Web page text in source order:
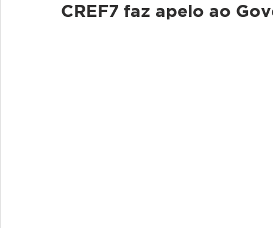
CREF7 faz apelo ao